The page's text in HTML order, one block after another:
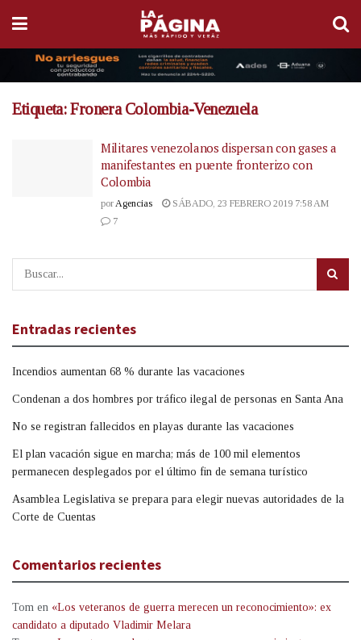
Etiqueta:Fronera Colombia-Venezuela
Militares venezolanos dispersan con gases a
manifestantes en puente fronterizo con
Colombia
por Agencias
SÁBADO, 23 FEBRERO 2019 7:58 AM
7
Entradas recientes
Incendios aumentan 68 % durante las vacaciones
Condenan a dos hombres por tráfico ilegal de personas en Santa Ana
No se registran fallecidos en playas durante las vacaciones
El plan vacación sigue en marcha; más de 100 mil elementos
permanecen desplegados por el último fin de semana turístico
Asamblea Legislativa se prepara para elegir nuevas autoridades de la
Corte de Cuentas
Comentarios recientes
Tom en «Los veteranos de guerra merecen un reconocimiento»: ex
candidato a diputado Vladimir Melara